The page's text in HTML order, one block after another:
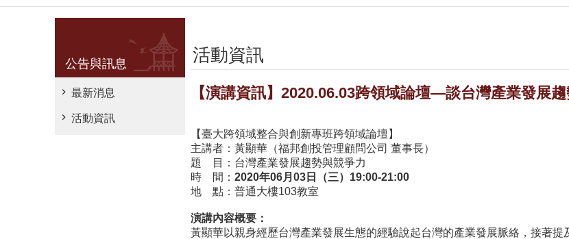
公告與訊息
最新消息
活動資訊
活動資訊
【演講資訊】2020.06.03跨領域論壇—談台灣產業發展
【臺大跨領域整合與創新專班跨領域論壇】
主講者：黃顯華（福邦創投管理顧問公司 董事長）
題 目：台灣產業發展趨勢與競爭力
時 間： 2020年06月03 日（三）19:00-21:00
地 點：普通大樓103教室
演講內容概要：
黃顯華以親身經歷台灣產業發展生態的經驗說起台灣的產業發展脈絡，接著